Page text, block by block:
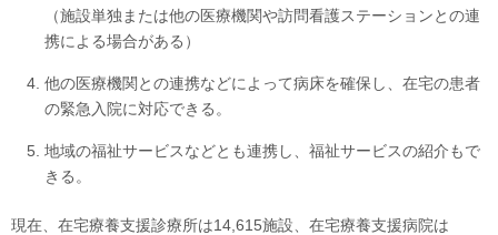
（施設単独または他の医療機関や訪問看護ステーションとの連
携による場合がある）
他の医療機関との連携などによって病床を確保し、在宅の患者
の緊急入院に対応できる。
地域の福祉サービスなどとも連携し、福祉サービスの紹介もで
きる。
現在、在宅療養支援診療所は14,615施設、在宅療養支援病院は